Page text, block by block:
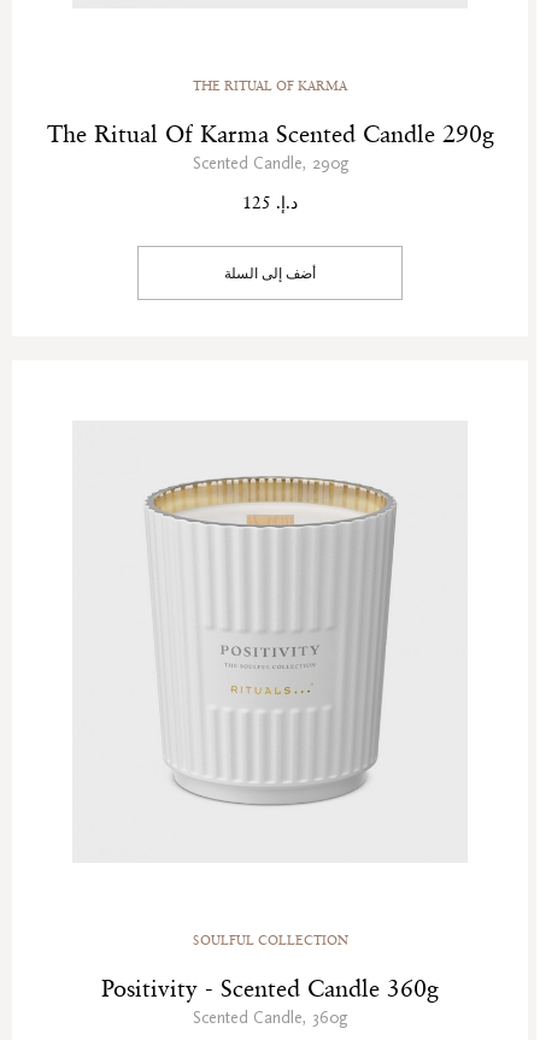
THE RITUAL OF KARMA
The Ritual Of Karma Scented Candle 290g
Scented Candle, 290g
د.إ. 125
أضف إلى السلة
SOULFUL COLLECTION
Positivity - Scented Candle 360g
Scented Candle, 360g